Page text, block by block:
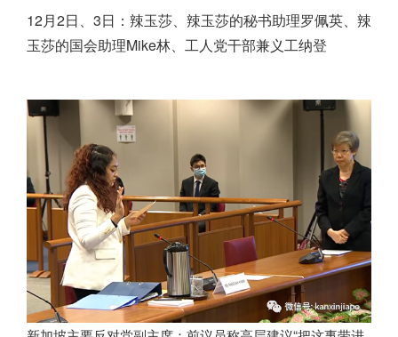
12月2日、3日：辣玉莎、辣玉莎的秘书助理罗佩英、辣
玉莎的国会助理Mike林、工人党干部兼义工纳登